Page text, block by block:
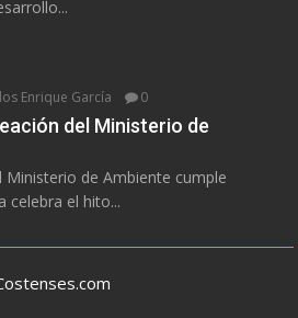
Enrique García 0
del Ministerio de
Ministerio de Ambiente cumple
celebra el hito...